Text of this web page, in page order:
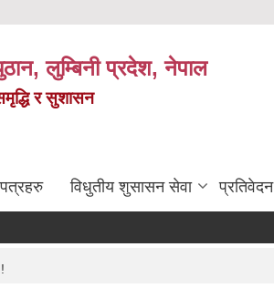
लुम्बिनी प्रदेश, नेपाल
र सुशासन
विधुतीय शुसासन सेवा प्रतिवेदन